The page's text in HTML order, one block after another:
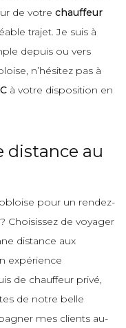
de votre chauffeur
trajet. Je suis à
depuis ou vers
n’hésitez pas à
à votre disposition en
distance au
pour un rendez-
Choisissez de voyager
distance aux
expérience
de chauffeur privé,
de notre belle
mes clients au-